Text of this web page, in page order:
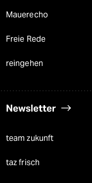
Mauerecho
Freie Rede
reingehen
Newsletter
team zukunft
taz frisch